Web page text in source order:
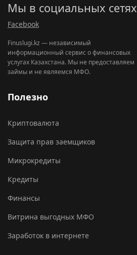
Мы в социальных сетях
Facebook
Finuslugi.kz — независимый
информационный сервис о финансовых
услугах Казахстана. Мы не предоставляем
займы и не являемся МФО.
Полезно
Криптовалюта
Защита прав заемщиков
Микрокредиты
Кредиты
Финансы
Витрина выгодных МФО
Заработок в интернете